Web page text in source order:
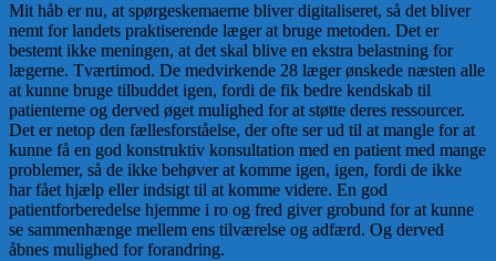
Mit håb er nu, at spørgeskemaerne bliver digitaliseret, så det bliver
nemt for landets praktiserende læger at bruge metoden. Det er
bestemt ikke meningen, at det skal blive en ekstra belastning for
lægerne. Tværtimod. De medvirkende 28 læger ønskede næsten alle
at kunne bruge tilbuddet igen, fordi de fik bedre kendskab til
patienterne og derved øget mulighed for at støtte deres ressourcer.
Det er netop den fællesforståelse, der ofte ser ud til at mangle for at
kunne få en god konstruktiv konsultation med en patient med mange
problemer, så de ikke behøver at komme igen, igen, fordi de ikke
har fået hjælp eller indsigt til at komme videre. En god
patientforberedelse hjemme i ro og fred giver grobund for at kunne
se sammenhænge mellem ens tilværelse og adfærd. Og derved
åbnes mulighed for forandring.